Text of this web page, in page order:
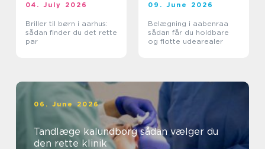
04. July 2026
Briller til børn i aarhus:
sådan finder du det rette
par
09. June 2026
Belægning i aabenraa
sådan får du holdbare
og flotte udearealer
06. June 2026
Tandlæge kalundborg sådan vælger du
den rette klinik